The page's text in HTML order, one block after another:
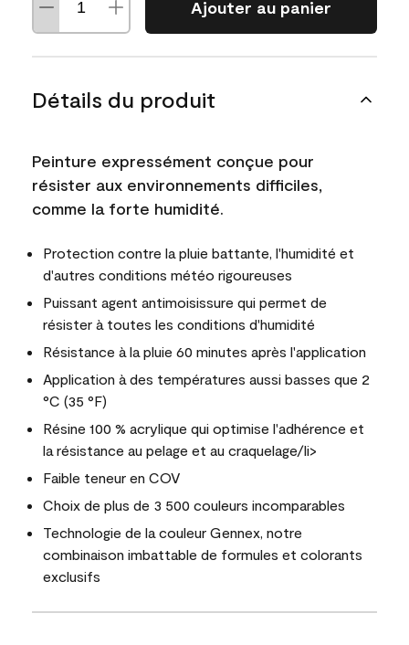
Ajouter au panier
Détails du produit
Peinture expressément conçue pour
résister aux environnements difficiles,
comme la forte humidité.
Protection contre la pluie battante, l'humidité et
d'autres conditions météo rigoureuses
Puissant agent antimoisissure qui permet de
résister à toutes les conditions d'humidité
Résistance à la pluie 60 minutes après l'application
Application à des températures aussi basses que 2
°C (35 °F)
Résine 100 % acrylique qui optimise l'adhérence et
la résistance au pelage et au craquelage/li>
Faible teneur en COV
Choix de plus de 3 500 couleurs incomparables
Technologie de la couleur Gennex, notre
combinaison imbattable de formules et colorants
exclusifs